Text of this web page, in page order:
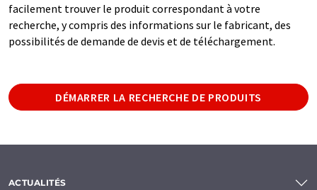
facilement trouver le produit correspondant à votre
recherche, y compris des informations sur le fabricant, des
possibilités de demande de devis et de téléchargement.
DÉMARRER LA RECHERCHE DE PRODUITS
ACTUALITÉS